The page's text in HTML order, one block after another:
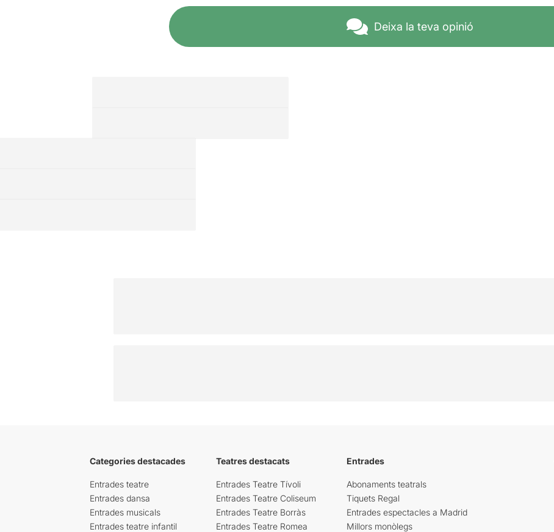
Deixa la teva opinió
Categories destacades
Entrades teatre
Entrades dansa
Entrades musicals
Entrades teatre infantil
Teatres destacats
Entrades Teatre Tívoli
Entrades Teatre Coliseum
Entrades Teatre Borràs
Entrades Teatre Romea
Entrades
Abonaments teatrals
Tiquets Regal
Entrades espectacles a Madrid
Millors monòlegs